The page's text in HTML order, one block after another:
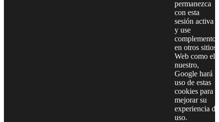
permanezca
con esta
sesión activa
y use
complementos
en otros sitios
Web como el
nuestro,
Google hará
uso de estas
cookies para
mejorar su
experiencia de
uso.